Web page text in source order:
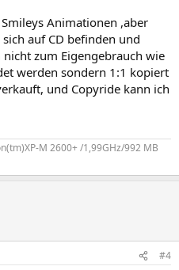
Animationen ,aber
auf CD befinden und
zum Eigengebrauch wie
werden sondern 1:1 kopiert
und Copyride kann ich
M 2600+ /1,99GHz/992 MB
#4